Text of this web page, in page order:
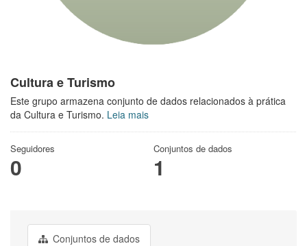
Cultura e Turismo
Este grupo armazena conjunto de dados relacionados à prática
da Cultura e Turismo. Leia mais
Seguidores
0
Conjuntos de dados
1
Conjuntos de dados